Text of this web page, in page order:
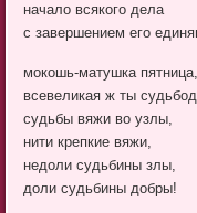
начало всякого дела
с завершением его
мокошь-матушка пятница,
всевеликая ж ты
судьбы вяжи во узлы,
нити крепкие вяжи,
недоли судьбины злы,
доли судьбины добры!